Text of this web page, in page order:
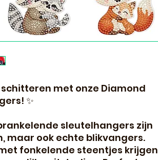
schitteren met onze Diamond
✨
sleutelhangers zijn
maar ook echte blikvangers.
fonkelende steentjes krijgen